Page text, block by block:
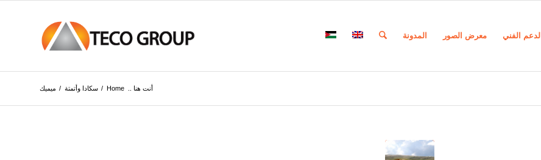
الدعم الفني معرض الصور المدونة
أنت هنا .. Home
/ سكادا وأتمتة / ميميك